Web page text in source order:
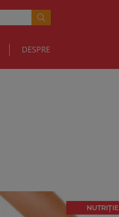
DESPRE
NUTRIȚIE